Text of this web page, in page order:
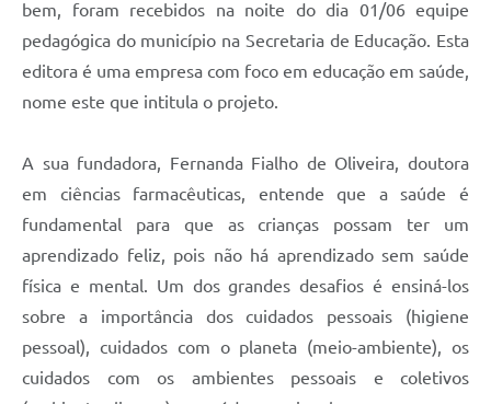
bem, foram recebidos na noite do dia 01/06 equipe
pedagógica do município na Secretaria de Educação. Esta
editora é uma empresa com foco em educação em saúde,
nome este que intitula o projeto.
A sua fundadora, Fernanda Fialho de Oliveira, doutora
em ciências farmacêuticas, entende que a saúde é
fundamental para que as crianças possam ter um
aprendizado feliz, pois não há aprendizado sem saúde
física e mental. Um dos grandes desafios é ensiná-los
sobre a importância dos cuidados pessoais (higiene
pessoal), cuidados com o planeta (meio-ambiente), os
cuidados com os ambientes pessoais e coletivos